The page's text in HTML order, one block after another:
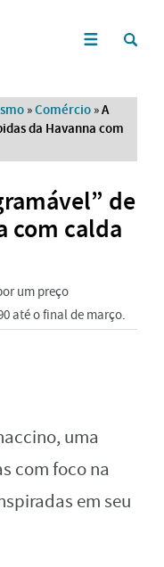
»Comércio »A
da Havanna com
de
com calda
um preço
até o final de março.
uma
com foco na
em seu